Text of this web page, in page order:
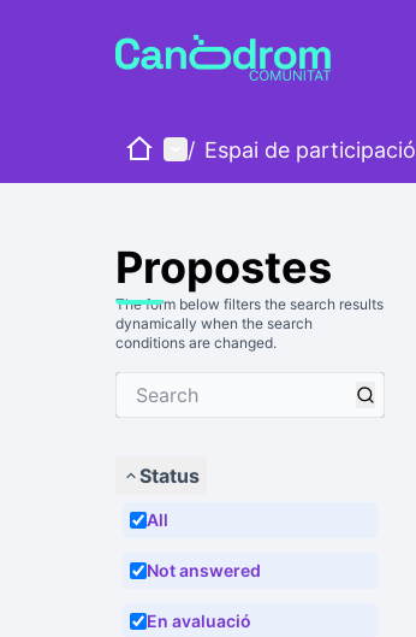
HomeMain menu
/ Espai de participació
Propostes
The form below filters the search results
dynamically when the search
conditions are changed.
Status
All
Not answered
En avaluació